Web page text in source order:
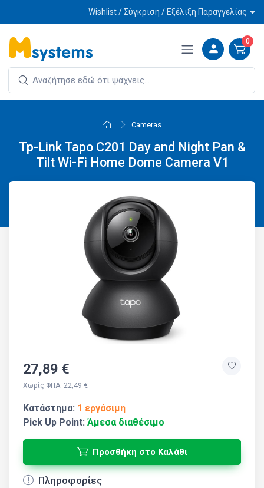
Wishlist / Σύγκριση / Εξέλιξη Παραγγελίας
0
Cameras
Tp-Link Tapo C201 Day and Night Pan &
Tilt Wi-Fi Home Dome Camera V1
27,89 €
Χωρίς ΦΠΑ: 22,49 €
Κατάστημα: 1 εργάσιμη
Pick Up Point: Άμεσα διαθέσιμο
Προσθήκη στο Καλάθι
Πληροφορίες